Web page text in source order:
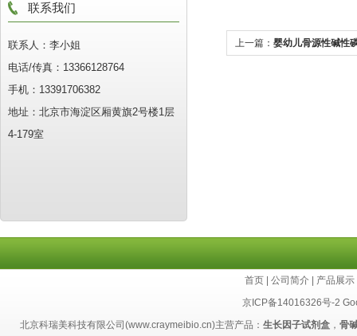
上一篇： 婴幼儿骨源性碱性
联系我们
联系人：李小姐
电话/传真：13366128764
手机：13391706382
地址：北京市海淀区厢黄旗2号楼1层
4-179室
首页 公司简介 产品展示
京ICP备14016326号-2
北京科瑞美科技有限公司(www.craymeibio.cn)主营产品： 生长因子试剂盒 ， 骨